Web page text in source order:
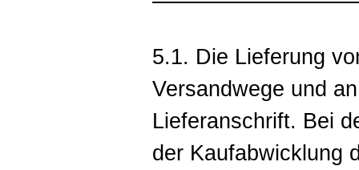
5.1. Die Lieferung
Versandwege und
Lieferanschrift. Bei
der Kaufabwicklung